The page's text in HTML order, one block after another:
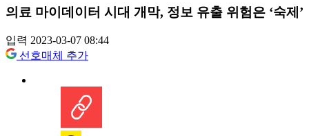
의료 마이데이터 시대 개막, 정보 유출 위험은 ‘숙제’
입력 2023-03-07 08:44
선호매체 추가